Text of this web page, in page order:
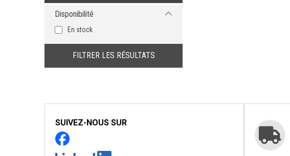
Disponibilité
En stock
FILTRER LES RÉSULTATS
SUIVEZ-NOUS SUR